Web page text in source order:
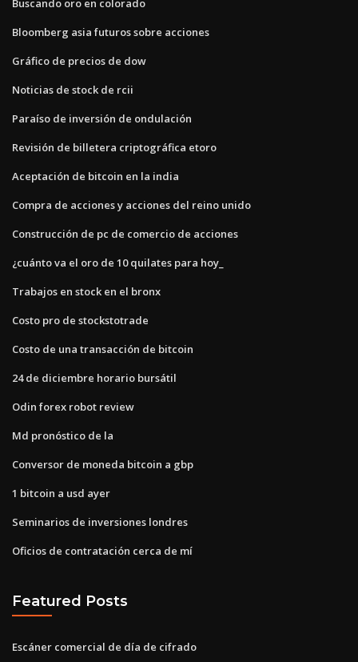
Buscando oro en colorado
Bloomberg asia futuros sobre acciones
Gráfico de precios de dow
Noticias de stock de rcii
Paraíso de inversión de ondulación
Revisión de billetera criptográfica etoro
Aceptación de bitcoin en la india
Compra de acciones y acciones del reino unido
Construcción de pc de comercio de acciones
¿cuánto va el oro de 10 quilates para hoy_
Trabajos en stock en el bronx
Costo pro de stockstotrade
Costo de una transacción de bitcoin
24 de diciembre horario bursátil
Odin forex robot review
Md pronóstico de la
Conversor de moneda bitcoin a gbp
1 bitcoin a usd ayer
Seminarios de inversiones londres
Oficios de contratación cerca de mí
Featured Posts
Escáner comercial de día de cifrado